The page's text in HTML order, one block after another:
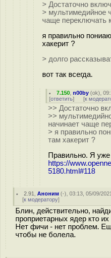
> Достаточно
> мультимедийное
чаще переключать
я правильно
хакерит ?
> долго
вот так всегда.
7.150 ,n00by (ok),
[ответить] [к
>> Достаточно
>>
начинает чаще
> я правильно
там хакерит ?
Правильно. Я
https://
5180.html#118
2.91 ,Аноним (-), 03:13, 05/09/
[к модератору]
Блин, действительно,
проприетарных ядер кто
Нет фичи - нет проблем.
чтобы не болела.